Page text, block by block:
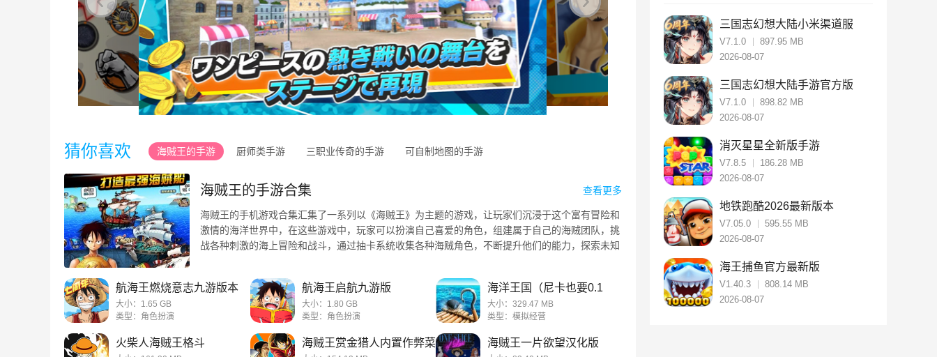
猜你喜欢 海贼王的手游 厨师类手游 三职业传奇的手游 可自制地图的手游
海贼王的手游合集 查看更多
海贼王的手机游戏合集汇集了一系列以《海贼王》为主题的游戏，让玩家们沉浸于这个富有冒险和
激情的海洋世界中，在这些游戏中，玩家可以扮演自己喜爱的角色，组建属于自己的海贼团队，挑
战各种刺激的海上冒险和战斗，通过抽卡系统收集各种海贼角色，不断提升他们的能力，探索未知
航海王燃烧意志九游版本
大小：1.65 GB
类型：角色扮演
航海王启航九游版
大小：1.80 GB
类型：角色扮演
海洋王国（尼卡也要0.1
折）
大小：329.47 MB
类型：模拟经营
火柴人海贼王格斗
海贼王赏金猎人内置作弊菜
海贼王一片欲望汉化版
三国志幻想大陆小米渠道服
V7.1.0
897.95 MB
2026-08-07
三国志幻想大陆手游官方版
V7.1.0
898.82 MB
2026-08-07
消灭星星全新版手游
V7.8.5
186.28 MB
2026-08-07
地铁跑酷2026最新版本
V7.05.0
595.55 MB
2026-08-07
海王捕鱼官方最新版
V1.40.3
808.14 MB
2026-08-07